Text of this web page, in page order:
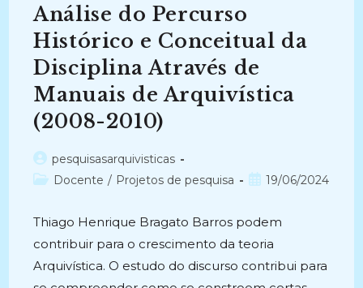
Análise do Percurso
Histórico e Conceitual da
Disciplina Através de
Manuais de Arquivística
(2008-2010)
Autor
do
pesquisasarquivisticas
Categoria
Docente / Projetos de pesquisa
Post19/06/2024
Thiago Henrique Bragato Barros podem
contribuir para o crescimento da teoria
Arquivística. O estudo do discurso contribui para